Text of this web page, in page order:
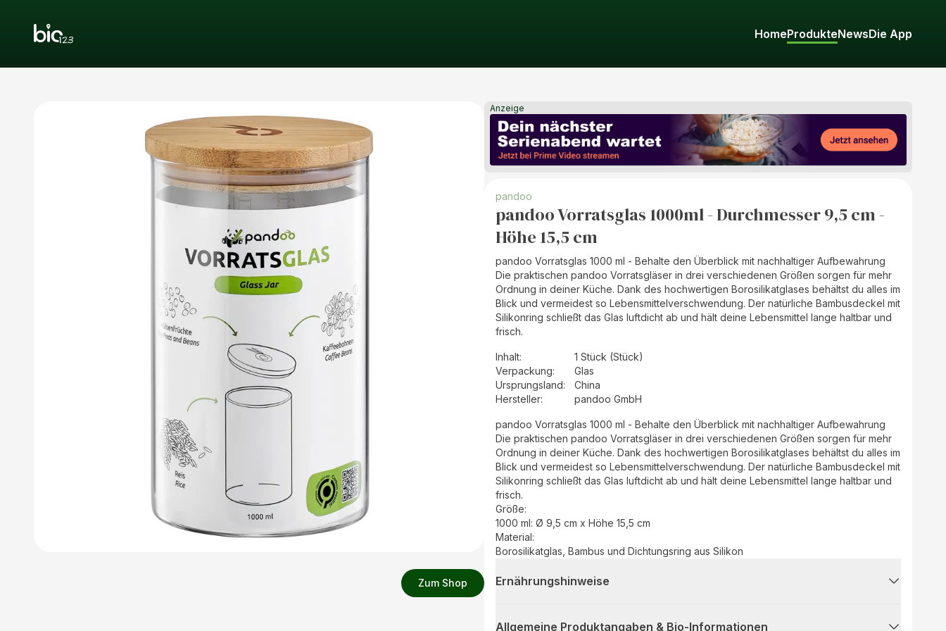
HomeProdukteNewsDie App
Zum Shop
Anzeige
pandoo
pandoo Vorratsglas 1000ml - Durchmesser 9,5 cm -
Höhe 15,5 cm
pandoo Vorratsglas 1000 ml - Behalte den Überblick mit nachhaltiger Aufbewahrung
Die praktischen pandoo Vorratsgläser in drei verschiedenen Größen sorgen für mehr
Ordnung in deiner Küche. Dank des hochwertigen Borosilikatglases behältst du alles im
Blick und vermeidest so Lebensmittelverschwendung. Der natürliche Bambusdeckel mit
Silikonring schließt das Glas luftdicht ab und hält deine Lebensmittel lange haltbar und
frisch.
Inhalt:
1 Stück (Stück)
Verpackung:
Glas
Ursprungsland:
China
Hersteller: pandoo GmbH
pandoo Vorratsglas 1000 ml - Behalte den Überblick mit nachhaltiger Aufbewahrung
Die praktischen pandoo Vorratsgläser in drei verschiedenen Größen sorgen für mehr
Ordnung in deiner Küche. Dank des hochwertigen Borosilikatglases behältst du alles im
Blick und vermeidest so Lebensmittelverschwendung. Der natürliche Bambusdeckel mit
Silikonring schließt das Glas luftdicht ab und hält deine Lebensmittel lange haltbar und
frisch.
Größe:
1000 ml: Ø 9,5 cm x Höhe 15,5 cm
Material:
Borosilikatglas, Bambus und Dichtungsring aus Silikon
Ernährungshinweise
Allgemeine Produktangaben & Bio-Informationen